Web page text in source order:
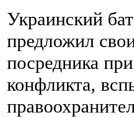
Украинский
предложил
посредника
конфликта,